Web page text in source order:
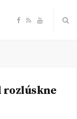
F
e
R Y
T
rozlúskne